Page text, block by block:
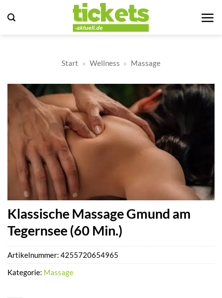
Inhalt
Start » Wellness » Massage
Klassische Massage Gmund am
Tegernsee (60 Min.)
Artikelnummer: 4255720654965
Kategorie: Massage